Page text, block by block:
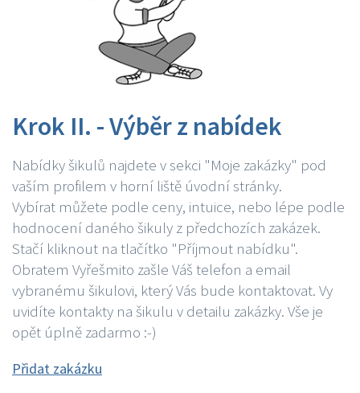
Krok II. - Výběr z nabídek
Nabídky šikulů najdete v sekci "Moje zakázky" pod
vaším profilem v horní liště úvodní stránky.
Vybírat můžete podle ceny, intuice, nebo lépe podle
hodnocení daného šikuly z předchozích zakázek.
Stačí kliknout na tlačítko "Příjmout nabídku".
Obratem Vyřešmito zašle Váš telefon a email
vybranému šikulovi, který Vás bude kontaktovat. Vy
uvidíte kontakty na šikulu v detailu zakázky. Vše je
opět úplně zadarmo :-)
Přidat zakázku